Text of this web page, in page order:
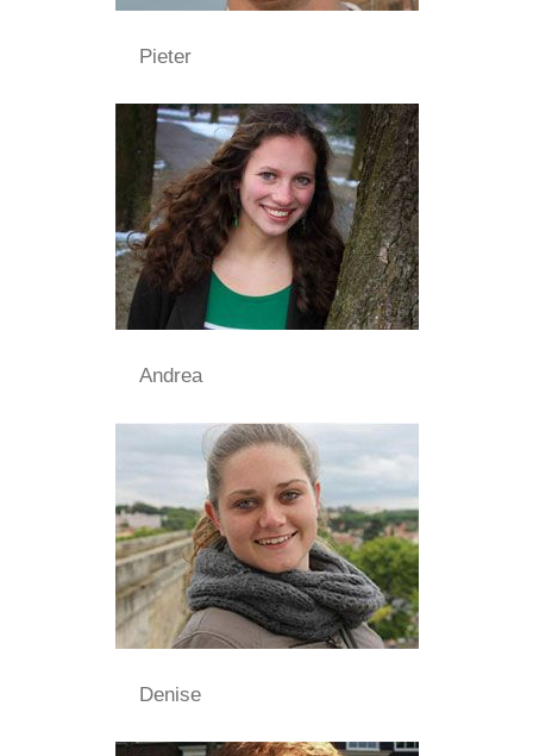
Pieter
Andrea
Denise